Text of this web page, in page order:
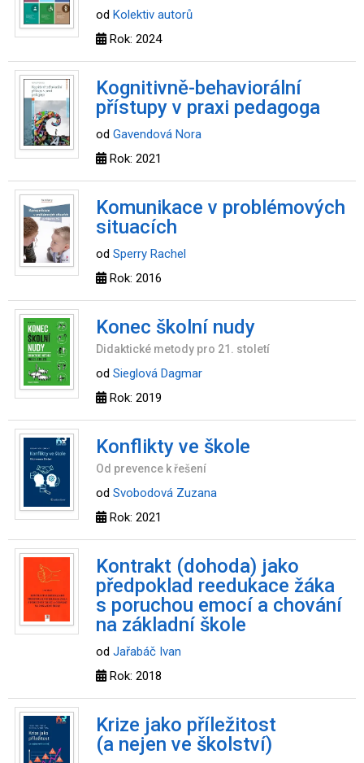
od Kolektiv autorů
Rok: 2024
Kognitivně-behaviorální
přístupy v praxi pedagoga
od Gavendová Nora
Rok: 2021
Komunikace v problémových
situacích
od Sperry Rachel
Rok: 2016
Konec školní nudy
Didaktické metody pro 21. století
od Sieglová Dagmar
Rok: 2019
Konflikty ve škole
Od prevence k řešení
od Svobodová Zuzana
Rok: 2021
Kontrakt (dohoda) jako
předpoklad reedukace žáka
s poruchou emocí a chování
na základní škole
od Jařabáč Ivan
Rok: 2018
Krize jako příležitost
(a nejen ve školství)